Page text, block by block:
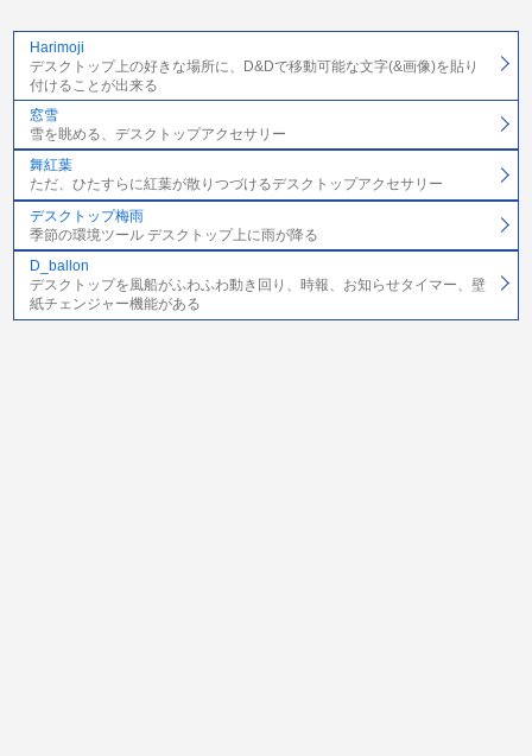
Harimoji
デスクトップ上の好きな場所に、D&Dで移動可能な文字(&画像)を貼り
付けることが出来る
窓雪
雪を眺める、デスクトップアクセサリー
舞紅葉
ただ、ひたすらに紅葉が散りつづけるデスクトップアクセサリー
デスクトップ梅雨
季節の環境ツール デスクトップ上に雨が降る
D_ballon
デスクトップを風船がふわふわ動き回り、時報、お知らせタイマー、壁
紙チェンジャー機能がある